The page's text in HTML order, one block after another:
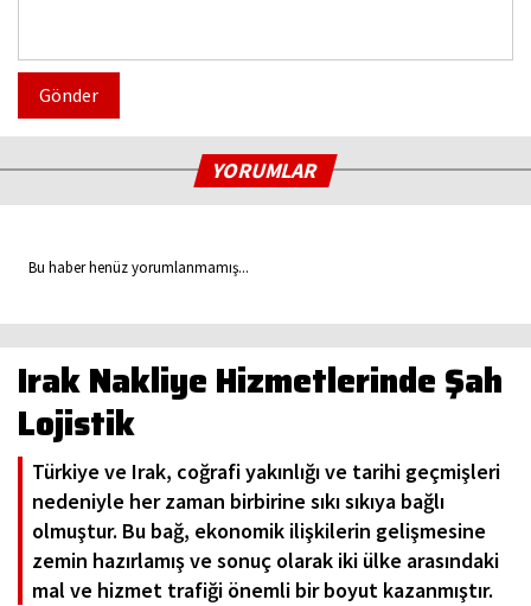
Gönder
YORUMLAR
Bu haber henüz yorumlanmamış...
Irak Nakliye Hizmetlerinde Şah
Lojistik
Türkiye ve Irak, coğrafi yakınlığı ve tarihi geçmişleri
nedeniyle her zaman birbirine sıkı sıkıya bağlı
olmuştur. Bu bağ, ekonomik ilişkilerin gelişmesine
zemin hazırlamış ve sonuç olarak iki ülke arasındaki
mal ve hizmet trafiği önemli bir boyut kazanmıştır.